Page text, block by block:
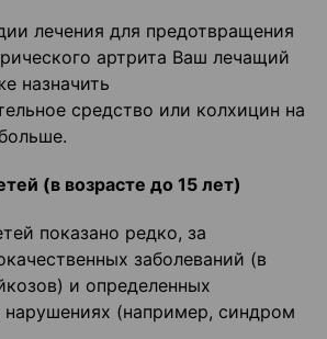
лечения для предотвращения
артрита Ваш лечащий
назначить
средство или колхицин на
(в возрасте до 15 лет)
показано редко, за
заболеваний (в
и определенных
нарушениях (например, синдром